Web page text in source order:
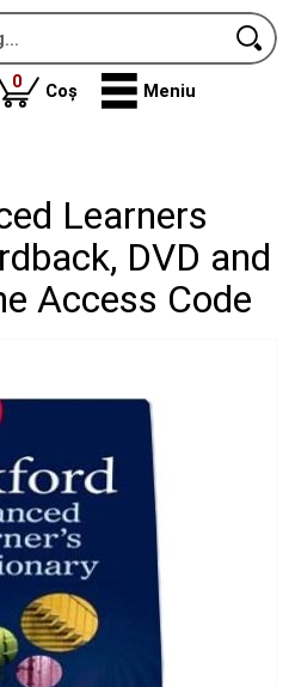
0produse
Coș Meniu
Learners
DVD and
Access Code